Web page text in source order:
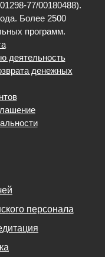
77/00180488).
Более 2500
программ.
деятельность
денежных
персонала